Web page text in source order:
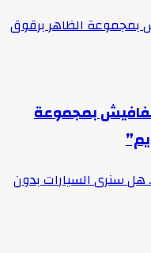
بمجموعة الظاهر برقوق
بمجموعة
هل سنرى السيارات بدون